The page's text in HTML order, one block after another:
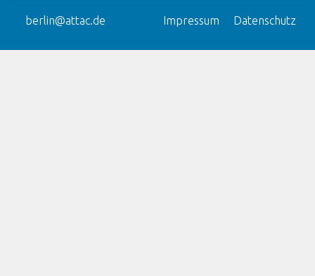
berlin@attac.de Impressum Datenschutz